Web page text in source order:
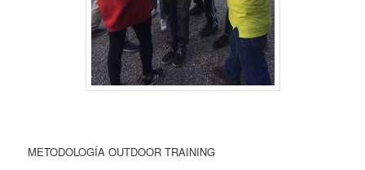
METODOLOGÍA OUTDOOR TRAINING